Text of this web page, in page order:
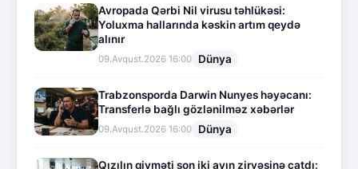
Avropada Qərbi Nil virusu təhlükəsi:
Yoluxma hallarında kəskin artım qeydə
alınır
09.Avqust.2026 16:00 Dünya
Trabzonsporda Darwin Nunyes həyəcanı:
Transferlə bağlı gözlənilməz xəbərlər
09.Avqust.2026 16:00 Dünya
Qızılın qiyməti son iki ayın zirvəsinə çatdı: